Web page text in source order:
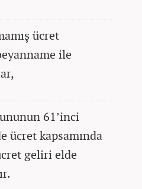
ücret
ile
61’inci
ücret kapsamında
geliri elde